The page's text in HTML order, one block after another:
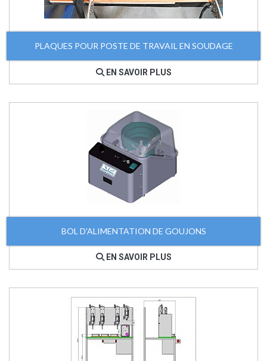
PLAQUES POUR POSTE DE TRAVAIL EN SOUDAGE
EN SAVOIR PLUS
BOL D'ALIMENTATION DE GOUJONS
EN SAVOIR PLUS